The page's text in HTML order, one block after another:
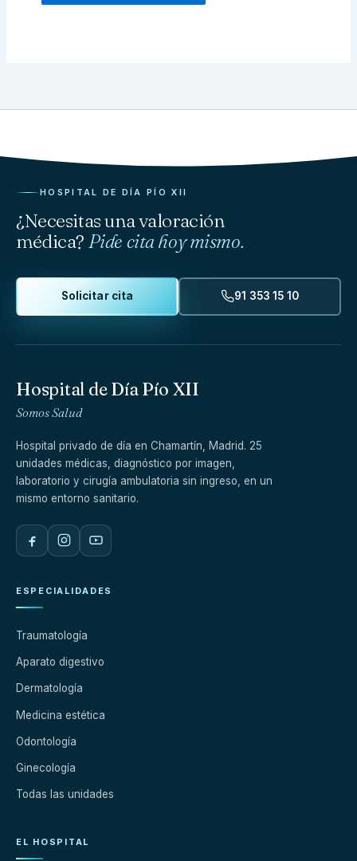
HOSPITAL DE DÍA PÍO XII
¿Necesitas una valoración
médica? Pide cita hoy mismo.
Solicitar cita 91 353 15 10
Hospital de Día Pío XII
Somos Salud
Hospital privado de día en Chamartín, Madrid. 25
unidades médicas, diagnóstico por imagen,
laboratorio y cirugía ambulatoria sin ingreso, en un
mismo entorno sanitario.
ESPECIALIDADES
Traumatología
Aparato digestivo
Dermatología
Medicina estética
Odontología
Ginecología
Todas las unidades
EL HOSPITAL